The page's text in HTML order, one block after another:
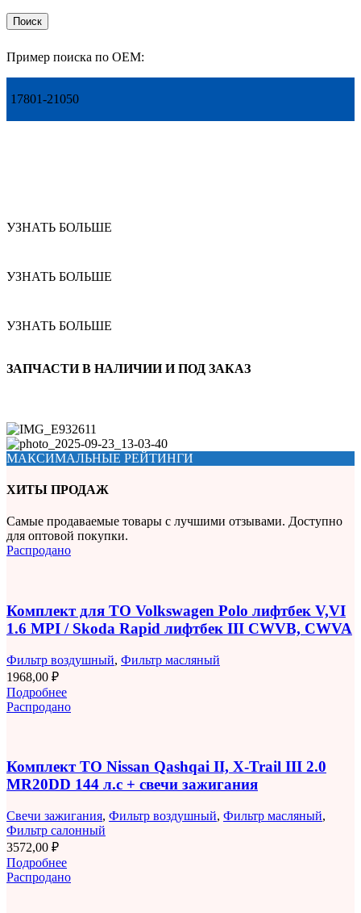
Поиск
Пример поиска по OEM:
17801-21050
УЗНАТЬ БОЛЬШЕ
УЗНАТЬ БОЛЬШЕ
УЗНАТЬ БОЛЬШЕ
ЗАПЧАСТИ В НАЛИЧИИ И ПОД ЗАКАЗ
МАКСИМАЛЬНЫЕ РЕЙТИНГИ
ХИТЫ ПРОДАЖ
Самые продаваемые товары с лучшими отзывами. Доступно
для оптовой покупки.
Распродано
Комплект для ТО Volkswagen Polo лифтбек V,VI
1.6 MPI / Skoda Rapid лифтбек III CWVB, CWVA
Фильтр воздушный, Фильтр масляный
1968,00 ₽
Подробнее
Распродано
Комплект ТО Nissan Qashqai II, X-Trail III 2.0
MR20DD 144 л.с + свечи зажигания
Свечи зажигания, Фильтр воздушный, Фильтр масляный,
Фильтр салонный
3572,00 ₽
Подробнее
Распродано